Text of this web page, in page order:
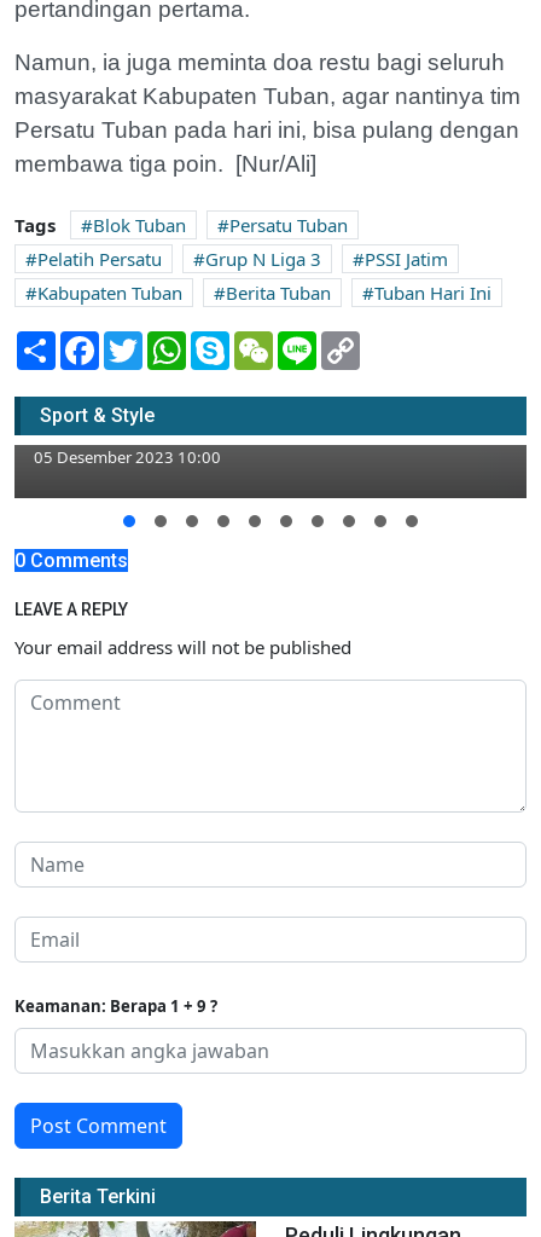
pertandingan pertama.
Namun, ia juga meminta doa restu bagi seluruh
masyarakat Kabupaten Tuban, agar nantinya tim
Persatu Tuban pada hari ini, bisa pulang dengan
membawa tiga poin. [Nur/Ali]
Tags Blok Tuban
Persatu Tuban
Pelatih Persatu
Grup N Liga 3
PSSI Jatim
Kabupaten Tuban
Berita Tuban
Tuban Hari Ini
Share Facebook
TwitterWhatsApp
SkypeWeChatLine
Sport & Style
Patuhi Regulasi Liga 3, Ronggomania
Tuban Nobar Persatu vs Madiun Putra di
Berbagai Korwil
05 Desember 2023 10:00
0 Comments
LEAVE A REPLY
Your email address will not be published
Keamanan: Berapa 1 + 9 ?
Post Comment
Berita Terkini